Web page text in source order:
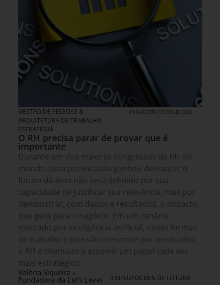
GESTÃO DE PESSOAS &
ARQUITETURA DE TRABALHO,
ESTRATÉGIA
4 DE AGOSTO DE 2026 DE 2026
O RH precisa parar de provar que é
importante
Durante um dos maiores congressos de RH do
mundo, uma provocação ganhou destaque: o
futuro da área não será definido por sua
capacidade de justificar sua relevância, mas por
demonstrar, com dados e resultados, o impacto
que gera para o negócio. Em um cenário
marcado por inteligência artificial, novas formas
de trabalho e pressão crescente por resultados,
o RH é chamado a assumir um papel cada vez
mais estratégico.
Valéria Siqueira -
Fundadora da Let’s Level 3 MINUTOS MIN DE LEITURA